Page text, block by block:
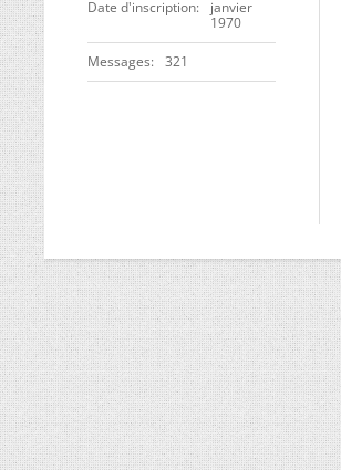
Date d'inscription
janvier
1970
Messages 321